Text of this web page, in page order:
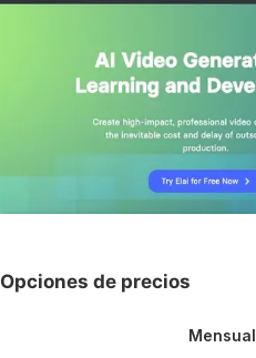
Opciones de precios
Mensual